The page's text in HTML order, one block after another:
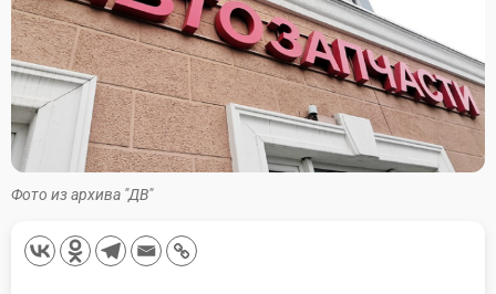
Фото из архива "ДВ"